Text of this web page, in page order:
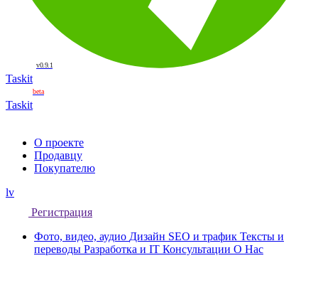
Taskit
v0.9.1
Taskit
beta
О проекте
Продавцу
Покупателю
lv
Регистрация
Фото, видео, аудио Дизайн SEO и трафик Тексты и
переводы Разработка и IT Консультации О Нас